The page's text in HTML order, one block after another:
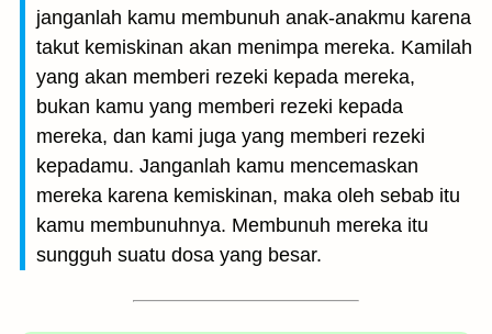
janganlah kamu membunuh anak-anakmu karena
takut kemiskinan akan menimpa mereka. Kamilah
yang akan memberi rezeki kepada mereka,
bukan kamu yang memberi rezeki kepada
mereka, dan kami juga yang memberi rezeki
kepadamu. Janganlah kamu mencemaskan
mereka karena kemiskinan, maka oleh sebab itu
kamu membunuhnya. Membunuh mereka itu
sungguh suatu dosa yang besar.